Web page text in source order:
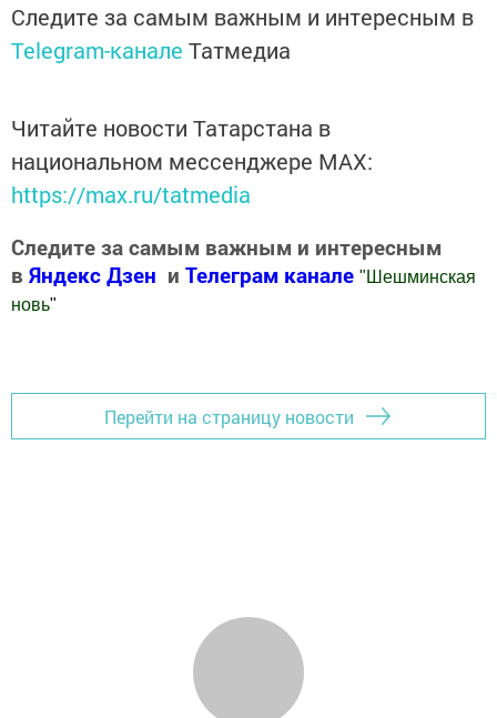
Следите за самым важным и интересным в
Telegram-канале Татмедиа
Читайте новости Татарстана в
национальном мессенджере MАХ:
https://max.ru/tatmedia
Следите за самым важным и интересным
в Яндекс Дзен и Телеграм канале " Шешминская
новь"
Перейти на страницу новости